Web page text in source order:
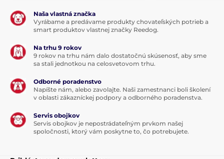
Naša vlastná značka
Vyrábame a predávame produkty chovateľských potrieb a
smart produktov vlastnej značky Reedog.
Na trhu 9 rokov
9 rokov na trhu nám dalo dostatočnú skúsenosť, aby sme
sa stali jednotkou na celosvetovom trhu.
Odborné poradenstvo
Napíšte nám, alebo zavolajte. Naši zamestnanci boli školení
v oblasti zákazníckej podpory a odborného poradenstva.
Servis obojkov
Servis obojkov je nepostrádateľným prvkom našej
spoločnosti, ktorý vám poskytne to, čo potrebujete.